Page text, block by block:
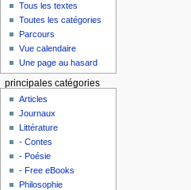
Tous les textes
Toutes les catégories
Parcours
Vue calendaire
Une page au hasard
principales catégories
Articles
Journaux
Littérature
- Contes
- Poésie
- Free eBooks
Philosophie